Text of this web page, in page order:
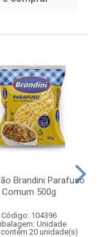
Brandini Parafuso
Comum 500g
Código: 104396
Unidade
contém 20 unidade(s)